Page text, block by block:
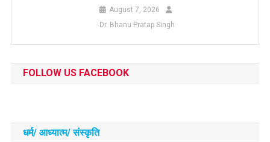
August 7, 2026
Dr. Bhanu Pratap Singh
FOLLOW US FACEBOOK
धर्म/ आध्‍यात्‍म/ संस्‍कृति